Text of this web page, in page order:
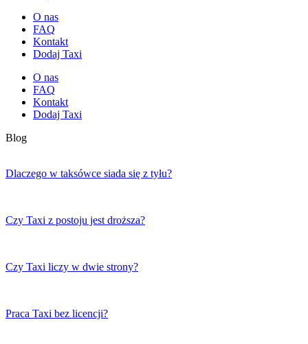
O nas
FAQ
Kontakt
Dodaj Taxi
O nas
FAQ
Kontakt
Dodaj Taxi
Blog
Dlaczego w taksówce siada się z tyłu?
Czy Taxi z postoju jest droższa?
Czy Taxi liczy w dwie strony?
Praca Taxi bez licencji?